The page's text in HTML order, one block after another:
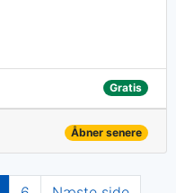
Gratis
Åbner senere